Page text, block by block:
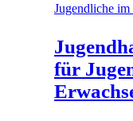
Jugendliche
für